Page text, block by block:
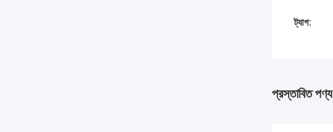
ট্যাগ:
প্রস্তাবিত পণ্য